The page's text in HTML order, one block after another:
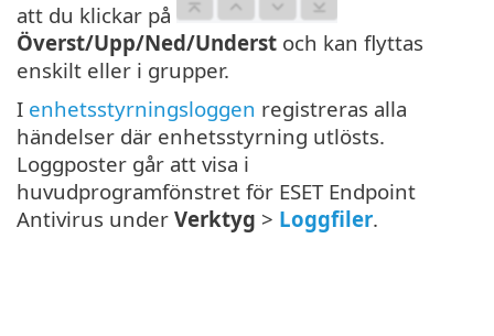
att du klickar på
Överst/Upp/Ned/Underst och kan flyttas
enskilt eller i grupper.
I enhetsstyrningsloggen registreras alla
händelser där enhetsstyrning utlösts.
Loggposter går att visa i
huvudprogramfönstret för ESET Endpoint
Antivirus under Verktyg > Loggfiler.